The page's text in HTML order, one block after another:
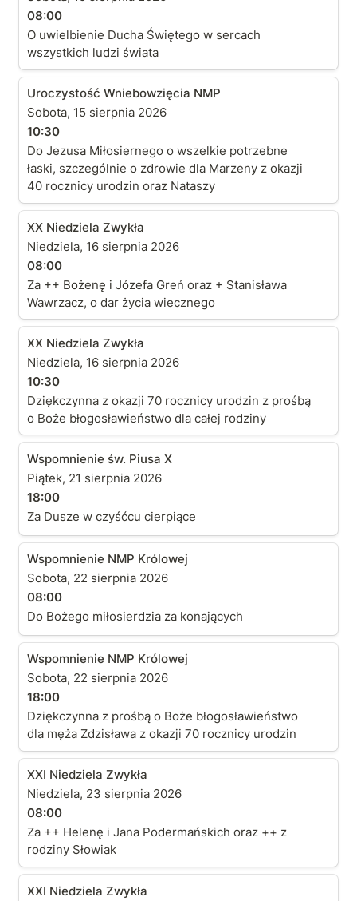
08:00
O uwielbienie Ducha Świętego w sercach
wszystkich ludzi świata
Uroczystość Wniebowzięcia NMP
Uroczystość Wniebowzięcia NMP
Sobota, 15 sierpnia 2026
10:30
Do Jezusa Miłosiernego o wszelkie potrzebne
łaski, szczególnie o zdrowie dla Marzeny z okazji
40 rocznicy urodzin oraz Nataszy
XX Niedziela Zwykła
XX Niedziela Zwykła
Niedziela, 16 sierpnia 2026
08:00
Za ++ Bożenę i Józefa Greń oraz + Stanisława
Wawrzacz, o dar życia wiecznego
XX Niedziela Zwykła
XX Niedziela Zwykła
Niedziela, 16 sierpnia 2026
10:30
Dziękczynna z okazji 70 rocznicy urodzin z prośbą
o Boże błogosławieństwo dla całej rodziny
Wspomnienie św. Piusa X
Wspomnienie św. Piusa X
Piątek, 21 sierpnia 2026
18:00
Za Dusze w czyśćcu cierpiące
Wspomnienie NMP Królowej
Wspomnienie NMP Królowej
Sobota, 22 sierpnia 2026
08:00
Do Bożego miłosierdzia za konających
Wspomnienie NMP Królowej
Wspomnienie NMP Królowej
Sobota, 22 sierpnia 2026
18:00
Dziękczynna z prośbą o Boże błogosławieństwo
dla męża Zdzisława z okazji 70 rocznicy urodzin
XXI Niedziela Zwykła
XXI Niedziela Zwykła
Niedziela, 23 sierpnia 2026
08:00
Za ++ Helenę i Jana Podermańskich oraz ++ z
rodziny Słowiak
XXI Niedziela Zwykła
XXI Niedziela Zwykła